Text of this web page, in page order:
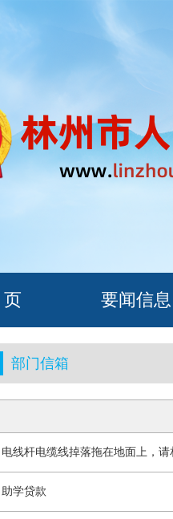
页 要闻信息
部门信箱
电线杆电缆线掉落拖在地面上，
助学贷款